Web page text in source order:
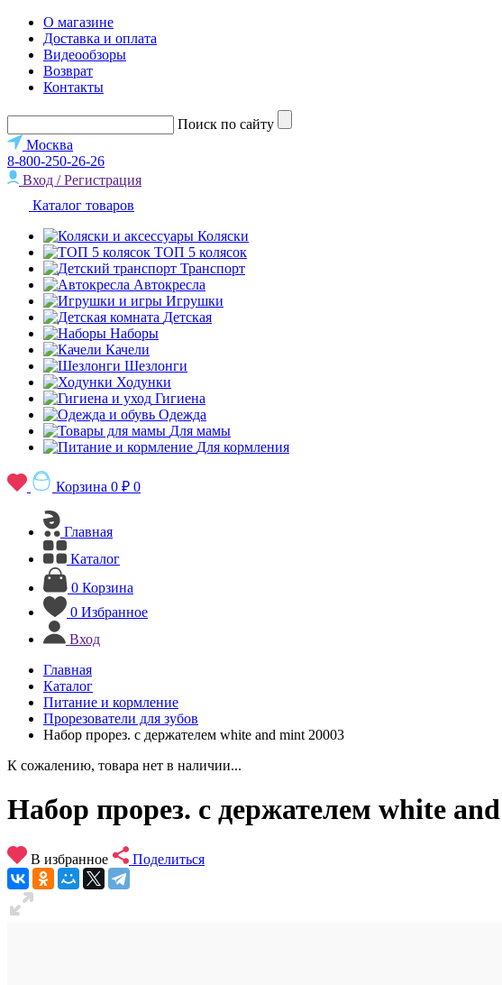
О магазине
Доставка и оплата
Видеообзоры
Возврат
Контакты
Поиск по сайту
Москва
8-800-250-26-26
Вход / Регистрация
Каталог товаров
Коляски
ТОП 5 колясок
Транспорт
Автокресла
Игрушки
Детская
Наборы
Качели
Шезлонги
Ходунки
Гигиена
Одежда
Для мамы
Для кормления
Корзина 0 ₽ 0
Главная
Каталог
0 Корзина
0 Избранное
Вход
Главная
Каталог
Питание и кормление
Прорезователи для зубов
Набор прорез. с держателем white and mint 20003
К сожалению, товара нет в наличии...
Набор прорез. с держателем white
В избранное Поделиться